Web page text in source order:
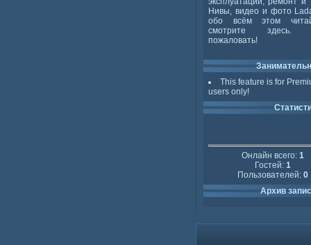
Нивы, видео и фото
обо всём этом
смотрите здесь.
пожаловать!
This feature is for
users only!
Онлайн всего: 1
Гостей: 1
Пользователей: 0
Архив